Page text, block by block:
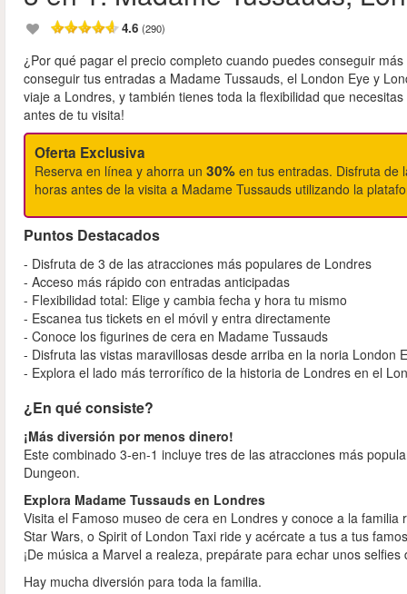
4.6 (290)
¿Por qué pagar el precio completo cuando puedes conseguir
conseguir tus entradas a Madame Tussauds, el London Eye y
viaje a Londres, y también tienes toda la flexibilidad que
antes de tu visita!
Oferta Exclusiva
Reserva en línea y ahorra un 30% en tus entradas. Disfruta de
horas antes de la visita a Madame Tussauds utilizando la
Puntos Destacados
- Disfruta de 3 de las atracciones más populares de Londres
- Acceso más rápido con entradas anticipadas
- Flexibilidad total: Elige y cambia fecha y hora tu mismo
- Escanea tus tickets en el móvil y entra directamente
- Conoce los figurines de cera en Madame Tussauds
- Disfruta las vistas maravillosas desde arriba en la noria
- Explora el lado más terrorífico de la historia de Londres en el
¿En qué consiste?
¡Más diversión por menos dinero!
Este combinado 3-en-1 incluye tres de las atracciones más
Dungeon.
Explora Madame Tussauds en Londres
Visita el Famoso museo de cera en Londres y conoce a la
Star Wars, o Spirit of London Taxi ride y acércate a tus a tus
¡De música a Marvel a realeza, prepárate para echar unos
Hay mucha diversión para toda la familia.